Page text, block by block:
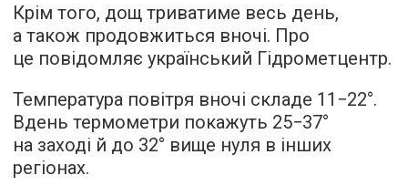
Крім того, дощ триватиме весь день,
а також продовжиться вночі. Про
це повідомляє український Гідрометцентр.
Температура повітря вночі складе 11−22°.
Вдень термометри покажуть 25−37°
на заході й до 32° вище нуля в інших
регіонах.